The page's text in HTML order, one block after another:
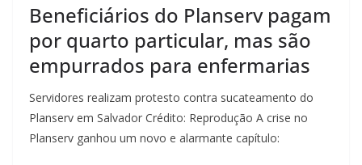
Beneficiários do Planserv pagam
por quarto particular, mas são
empurrados para enfermarias
Servidores realizam protesto contra sucateamento do
Planserv em Salvador Crédito: Reprodução A crise no
Planserv ganhou um novo e alarmante capítulo: